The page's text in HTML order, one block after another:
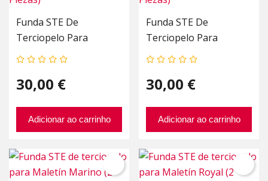
Funda STE De
Terciopelo Para
Maletín Negra (2
30,00 €
Adicionar ao carrinho
Funda STE De
Terciopelo Para
Maletín Roja (2 Piezas)
30,00 €
Adicionar ao carrinho